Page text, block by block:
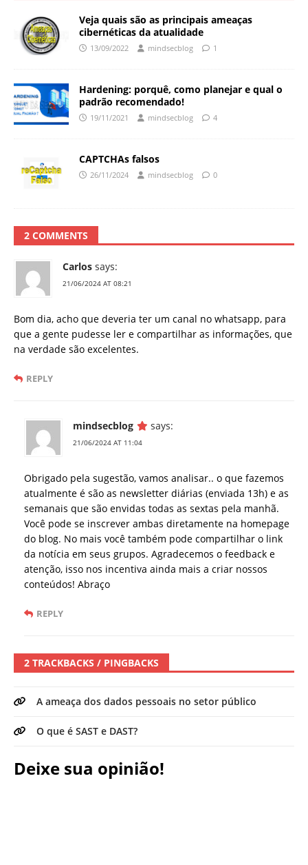
Veja quais são as principais ameaças
cibernéticas da atualidade
13/09/2022 mindsecblog 1
Hardening: porquê, como planejar e qual o
padrão recomendado!
19/11/2021 mindsecblog 4
CAPTCHAs falsos
26/11/2024 mindsecblog 0
2 COMMENTS
Carlos says:
21/06/2024 AT 08:21
Bom dia, acho que deveria ter um canal no whatsapp, para
que a gente pudesse ler e compartilhar as informações, que
na verdade são excelentes.
REPLY
mindsecblog says:
21/06/2024 AT 11:04
Obrigado pela sugestão, vamos analisar.. o que fazemos
atualmente é são as newsletter diárias (enviada 13h) e as
semanais que são envidas todas as sextas pela manhã.
Você pode se inscrever ambas diretamente na homepage
do blog. No mais você também pode compartilhar o link
da notícia em seus grupos. Agradecemos o feedback e
atenção, isso nos incentiva ainda mais a criar nossos
conteúdos! Abraço
REPLY
2 TRACKBACKS / PINGBACKS
A ameaça dos dados pessoais no setor público
O que é SAST e DAST?
Deixe sua opinião!